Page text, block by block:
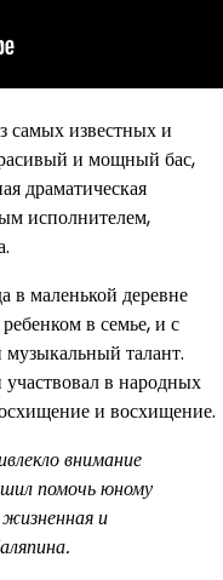
самых известных и
и мощный бас,
драматическая
исполнителем,
в маленькой деревне
в семье, и с
музыкальный талант.
в народных
и восхищение.
внимание
помочь юному
и